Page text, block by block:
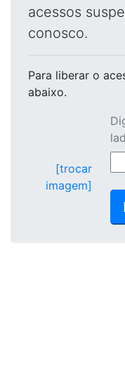
acessos
conosco.
Para liberar o
abaixo.
[trocar
imagem]